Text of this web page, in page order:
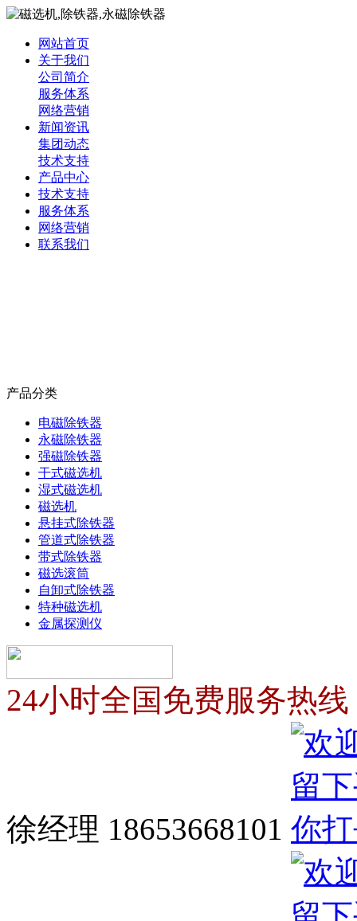
网站首页
关于我们
公司简介
服务体系
网络营销
新闻资讯
集团动态
技术支持
产品中心
技术支持
服务体系
网络营销
联系我们
产品分类
电磁除铁器
永磁除铁器
强磁除铁器
干式磁选机
湿式磁选机
磁选机
悬挂式除铁器
管道式除铁器
带式除铁器
磁选滚筒
自卸式除铁器
特种磁选机
金属探测仪
24小时全国免费服务热线
徐经理 18653668101